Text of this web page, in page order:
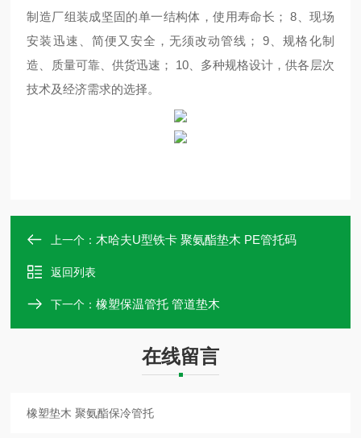
制造厂组装成坚固的单一结构体，使用寿命长； 8、现场
安装迅速、简便又安全，无须改动管线； 9、规格化制
造、质量可靠、供货迅速； 10、多种规格设计，供各层次
技术及经济需求的选择。
上一个： 木哈夫U型铁卡 聚氨酯垫木 PE管托码
返回列表
下一个：橡塑保温管托 管道垫木
在线留言